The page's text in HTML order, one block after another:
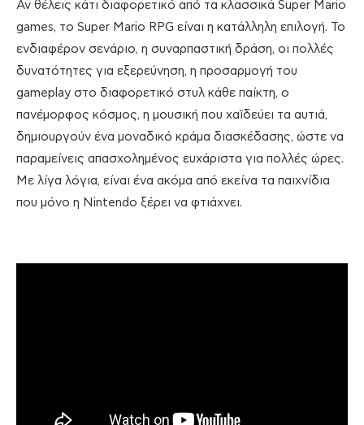
Αν θέλεις κάτι διαφορετικό από τα κλασσικά Super Mario
games, το Super Mario RPG είναι η κατάλληλη επιλογή. Το
ενδιαφέρον σενάριο, η συναρπαστική δράση, οι πολλές
δυνατότητες για εξερεύνηση, η προσαρμογή του
gameplay στο διαφορετικό στυλ κάθε παίκτη, ο
πανέμορφος κόσμος, η μουσική που χαϊδεύει τα αυτιά,
δημιουργούν ένα μοναδικό κράμα διασκέδασης, ώστε να
παραμείνεις απασχολημένος ευχάριστα για πολλές ώρες.
Με λίγα λόγια, είναι ένα ακόμα από εκείνα τα παιχνίδια
που μόνο η Nintendo ξέρει να φτιάχνει.